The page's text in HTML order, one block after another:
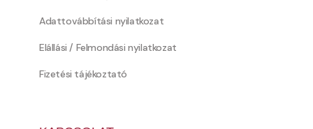
Adattovábbítási nyilatkozat
Elállási / Felmondási nyilatkozat
Fizetési tájékoztató